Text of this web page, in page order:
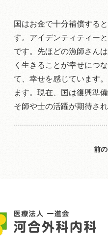
国はお金で十分補償する
す。アイデンティティー
です。先ほどの漁師さん
く生きることが幸せにつ
て、幸せを感じています
ます。現在、国は復興準
そ師や士の活躍が期待さ
前